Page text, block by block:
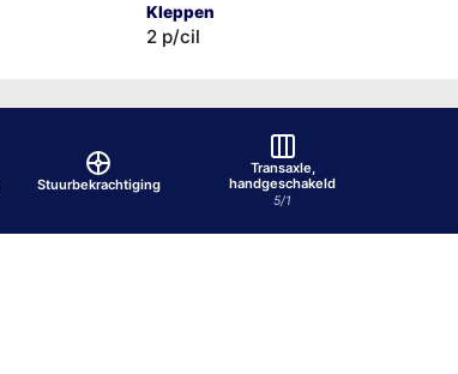
Kleppen
2 p/cil
Stuurbekrachtiging
Transaxle,
handgeschakeld
5/1